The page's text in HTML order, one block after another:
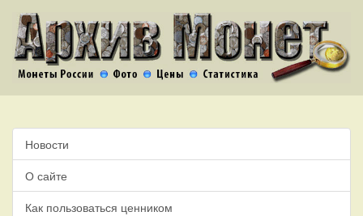
Новости
О сайте
Как пользоваться ценником